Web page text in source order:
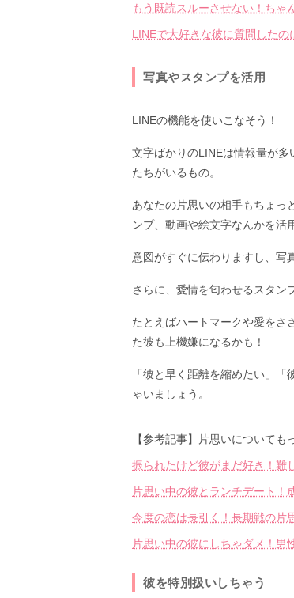
もう既読スルーさせない！ちゃ
LINEで大好きな彼に質問した
写真やスタンプを活用
LINEの機能を使いこなそう！
文字ばかりのLINEは情報量が
たちがいるもの。
あなたの片思いの相手もちょっ
ンプ、動画や絵文字なんかを活
意図がすぐに伝わりますし、
さらに、愛情を匂わせるスタン
たとえばハートマークや愛をさ
た彼も上機嫌になるかも！
「彼と早く距離を縮めたい」
ゃいましょう。
【参考記事】片思いについて
振られたけど彼がまだ好き！難
片思い中の彼とランチデート！
今度の恋は長引く！長期戦の片
片思い中の彼にしちゃダメ！男
彼を特別扱いしちゃう